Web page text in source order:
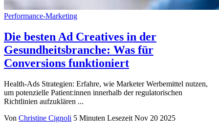
Performance-Marketing
Die besten Ad Creatives in der
Gesundheitsbranche: Was für
Conversions funktioniert
Health-Ads Strategien: Erfahre, wie Marketer Werbemittel nutzen,
um potenzielle Patient:innen innerhalb der regulatorischen
Richtlinien aufzuklären ...
Von Christine Cignoli 5 Minuten Lesezeit Nov 20 2025